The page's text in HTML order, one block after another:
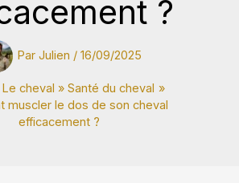
?
Par Julien / 16/09/2025
Le cheval
Santé du cheval
muscler le dos de son cheval
efficacement ?